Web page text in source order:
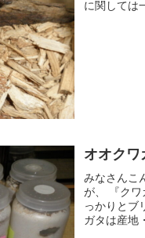
に関しては
オオクワ
みなさんこ
が、 『クワ
っかりとブ
ガタは産地